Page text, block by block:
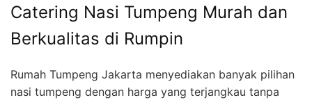
Catering Nasi Tumpeng Murah dan
Berkualitas di Rumpin
Rumah Tumpeng Jakarta menyediakan banyak pilihan
nasi tumpeng dengan harga yang terjangkau tanpa